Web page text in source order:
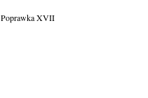
Poprawka XVII